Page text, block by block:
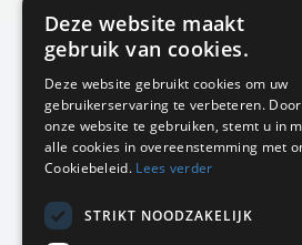
Actuele en populaire
KMP Kantoormeubilair
Airport Business Park
Frankfurtstraat 29-31
1175 RH Lijnden
020-617 01 26
Deze website maakt
gebruik van cookies.
Deze website gebruikt cookies om uw
gebruikerservaring te verbeteren. Door
onze website te gebruiken, stemt u in
alle cookies in overeenstemming met
Cookiebeleid. Lees verder
STRIKT NOODZAKELIJK